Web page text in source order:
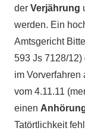
der Verjährung
werden. Ein
Amtsgericht
593 Js 7128/
im Vorverfahren
vom 4.11.11
einen
Tatörtlichkeit